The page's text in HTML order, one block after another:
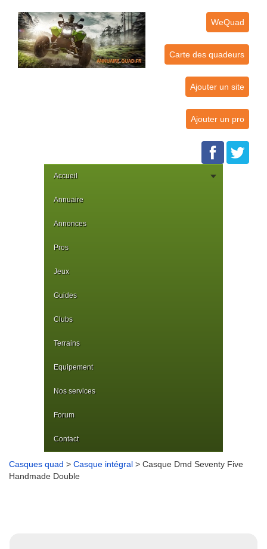
WeQuad
Carte des quadeurs
Ajouter un site
Ajouter un pro
Accueil
Annuaire
Annonces
Pros
Jeux
Guides
Clubs
Terrains
Equipement
Nos services
Forum
Contact
Casques quad > Casque intégral > Casque Dmd Seventy Five
Handmade Double